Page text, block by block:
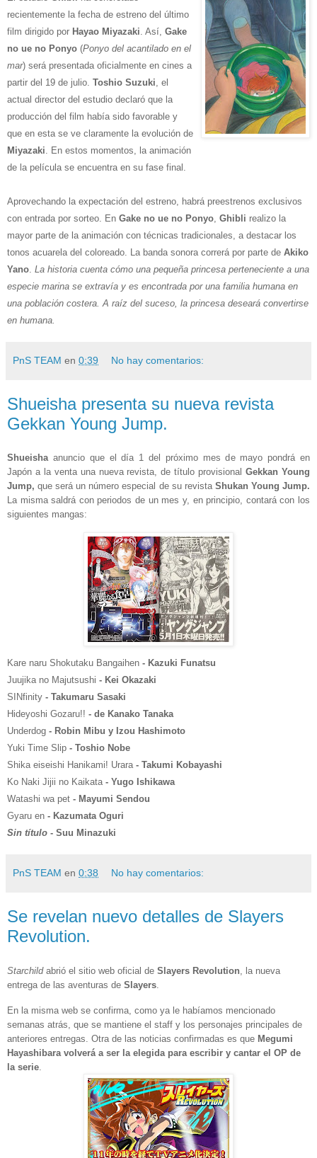
recientemente la fecha de estreno del último
film dirigido por Hayao Miyazaki . Así, Gake
no ue no Ponyo (Ponyo del acantilado en el
mar) será presentada oficialmente en cines a
partir del 19 de julio. Toshio Suzuki , el
actual director del estudio declaró que la
producción del film había sido favorable y
que en esta se ve claramente la evolución de
Miyazaki . En estos momentos, la animación
de la película se encuentra en su fase final.
Aprovechando la expectación del estreno, habrá preestrenos exclusivos
con entrada por sorteo. En Gake no ue no Ponyo Ghibli realizo la
mayor parte de la animación con técnicas tradicionales, a destacar los
tonos acuarela del coloreado. La banda sonora correrá por parte de Akiko
Yano La historia cuenta cómo una pequeña princesa perteneciente a una
especie marina se extravía y es encontrada por una familia humana en
una población costera. A raíz del suceso, la princesa deseará convertirse
en humana.
PnS TEAM en 0:39 No hay comentarios:
Shueisha presenta su nueva revista
Gekkan Young Jump.
Shueishaanuncio que el día 1 del próximo mes de mayo pondrá en
Japón a la venta una nueva revista, de título provisionalGekkan Young
Jump, que será un número especial de su revista Shukan Young Jump.
La misma saldrá conperiodos de un mes y, en principio, contará con los
siguientes mangas:
Kare naru Shokutaku Bangaihen - Kazuki Funatsu
Juujika no Majutsushi - Kei Okazaki
SINfinity - Takumaru Sasaki
Hideyoshi Gozaru!! - de Kanako Tanaka
Underdog - Robin Mibu y Izou Hashimoto
Yuki Time Slip - Toshio Nobe
Shika eiseishi Hanikami! Urara- Takumi Kobayashi
Ko Naki Jijii no Kaikata- Yugo Ishikawa
Watashi wa pet - Mayumi Sendou
Gyaru en - Kazumata Oguri
Sin título - Suu Minazuki
PnS TEAM en 0:38 No hay comentarios:
Se revelan nuevo detalles de Slayers
Revolution.
Starchildabrió el sitio web oficial de Slayers Revolution, la nueva
entrega de las aventuras de Slayers.
En la misma web se confirma, como ya le habíamos mencionado
semanas atrás, que se mantiene el staff y los personajes principales de
anteriores entregas. Otra de las noticias confirmadas es que Megumi
Hayashibara volverá a ser la elegida para escribir y cantar el OP de
la serie